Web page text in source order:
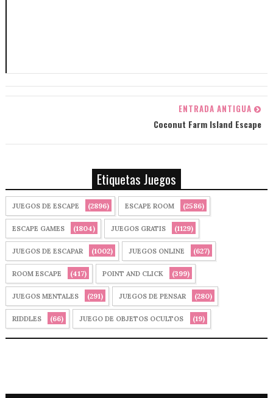
ENTRADA ANTIGUA
Coconut Farm Island Escape
Etiquetas Juegos
JUEGOS DE ESCAPE (2896) ESCAPE ROOM (2586)
ESCAPE GAMES (1804) JUEGOS GRATIS (1129)
JUEGOS DE ESCAPAR (1002) JUEGOS ONLINE (627)
ROOM ESCAPE (417) POINT AND CLICK (399)
JUEGOS MENTALES (291) JUEGOS DE PENSAR (280)
RIDDLES (66) JUEGO DE OBJETOS OCULTOS (19)